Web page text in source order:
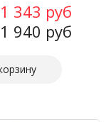
343 руб
940 руб